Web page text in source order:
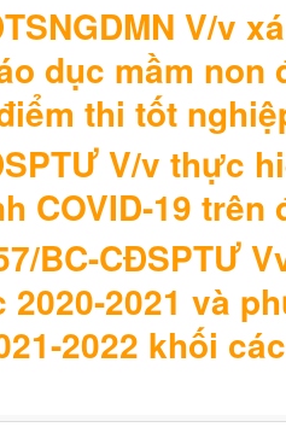
V/v
dục mầm
thi tốt
V/v thực
COVID-19
BC-CĐSPTƯ
2020-2021 và
2022 khối